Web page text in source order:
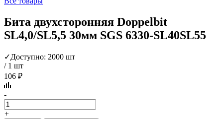
Бита двухсторонняя Doppelbit
SL4,0/SL5,5 30мм SGS 6330-SL40SL55
✓Доступно: 2000 шт
/ 1 шт
106 ₽
-
+